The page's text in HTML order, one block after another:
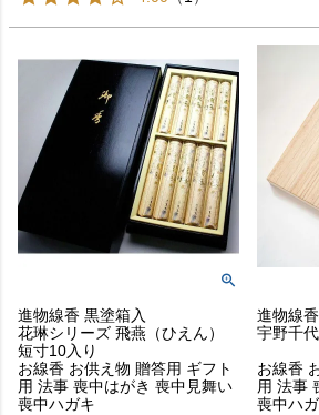
進物線香 黒塗箱入
花琳シリーズ 飛燕（ひえん）
短寸10入り
お線香 お供え物 贈答用 ギフト
用 法事 喪中はがき 喪中見舞い
喪中ハガキ
進物線
宇野千
お線香
用 法事
喪中ハ